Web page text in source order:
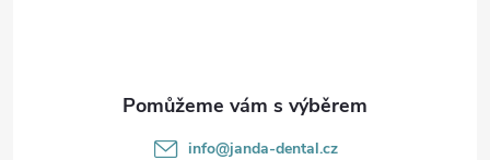
info@janda-dental.cz